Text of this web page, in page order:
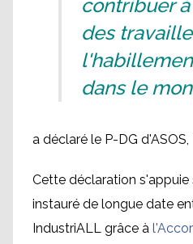
contribuer
des
dans le
a déclaré le P-DG
Cette déclaration s'appuie
instauré de longue date
IndustriALL grâce à